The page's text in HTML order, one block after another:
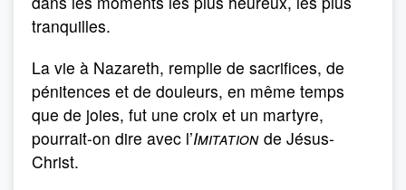
tranquilles.
La vie à Nazareth, remplie de sacrifices, de
pénitences et de douleurs, en même temps
que de joies, fut une croix et un martyre,
pourrait-on dire avec l’Imitation de Jésus-
Christ.